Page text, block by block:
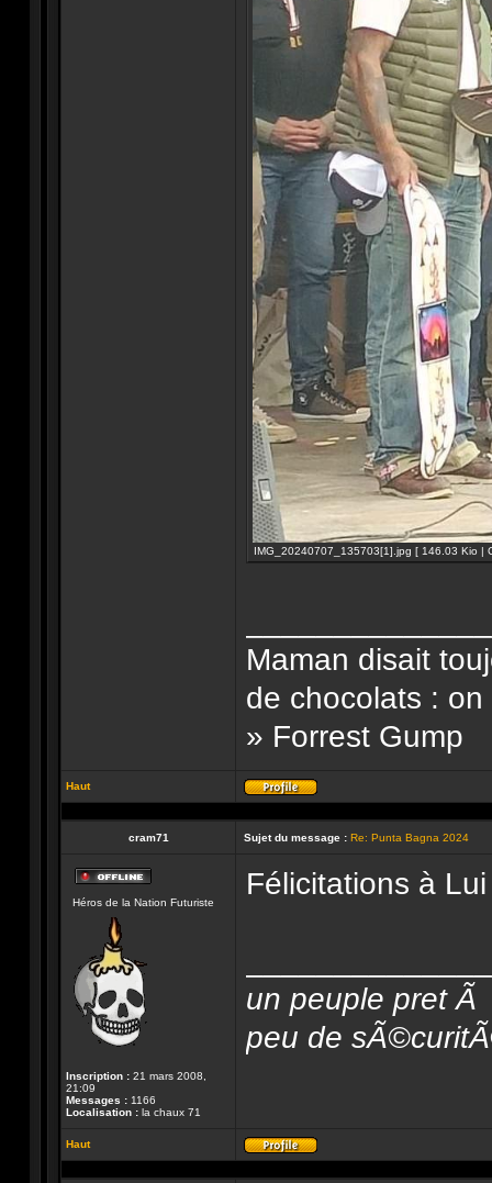
IMG_20240707_135703[1].jpg [ 146.03 Kio |
Maman disait
de chocolats :
» Forrest Gump
Haut
Profil
cram71 Sujet du message : Re: Punta Bagna 2024
ligne
Héros de la Nation Futuriste
Inscription : 21 mars 2008,
21:09
Messages : 1166
Localisation : la chaux 71
Félicitations à
un peuple pret
peu de
Haut
Profil